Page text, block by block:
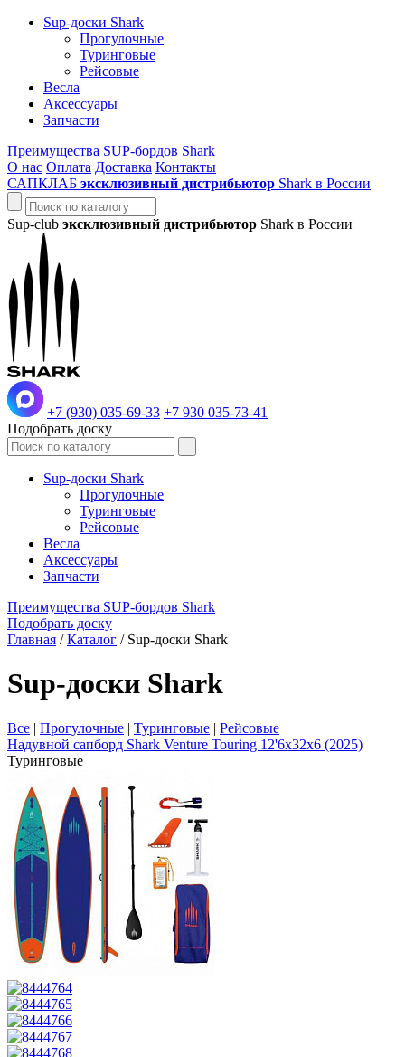
Sup-доски Shark
Прогулочные
Туринговые
Рейсовые
Весла
Аксессуары
Запчасти
Преимущества SUP-бордов Shark
О нас Оплата Доставка Контакты
САПКЛАБ эксклюзивный дистрибьютор Shark в России
Sup-club эксклюзивный дистрибьютор Shark в России
+7 (930) 035-69-33 +7 930 035-73-41
Подобрать доску
Sup-доски Shark
Прогулочные
Туринговые
Рейсовые
Весла
Аксессуары
Запчасти
Преимущества SUP-бордов Shark
Подобрать доску
Главная /Каталог / Sup-доски Shark
Sup-доски Shark
Все | Прогулочные | Туринговые | Рейсовые
Надувной сапборд Shark Venture Touring 12'6x32x6 (2025)
Туринговые